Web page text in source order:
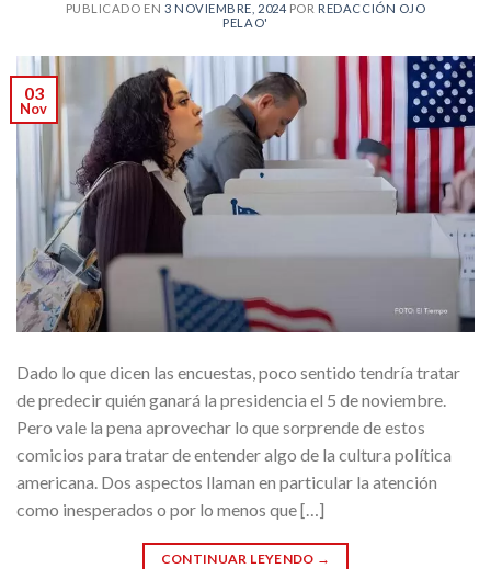
PUBLICADO EN 3 NOVIEMBRE, 2024 POR REDACCIÓN OJO
PELAO'
03
Nov
Dado lo que dicen las encuestas, poco sentido tendría tratar
de predecir quién ganará la presidencia el 5 de noviembre.
Pero vale la pena aprovechar lo que sorprende de estos
comicios para tratar de entender algo de la cultura política
americana. Dos aspectos llaman en particular la atención
como inesperados o por lo menos que […]
CONTINUAR LEYENDO →